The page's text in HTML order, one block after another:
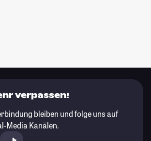
verpassen!
bleiben und folge uns auf
Media Kanälen.